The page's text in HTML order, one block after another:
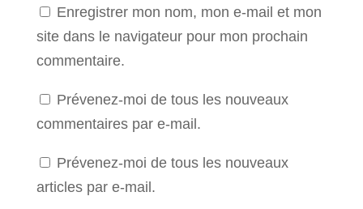
Enregistrer mon nom, mon e-mail et mon
site dans le navigateur pour mon prochain
commentaire.
Prévenez-moi de tous les nouveaux
commentaires par e-mail.
Prévenez-moi de tous les nouveaux
articles par e-mail.